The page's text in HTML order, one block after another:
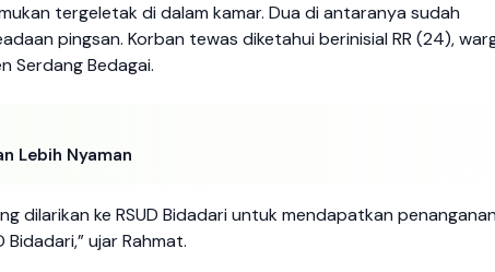
tergeletak di dalam kamar. Dua di antaranya sudah
pingsan. Korban tewas diketahui berinisial RR (24),
Serdang Bedagai.
Lebih Nyaman
dilarikan ke RSUD Bidadari untuk mendapatkan penanganan
ujar Rahmat.